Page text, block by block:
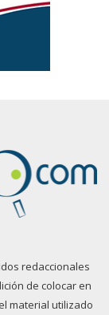
redaccionales
de colocar en
material utilizado